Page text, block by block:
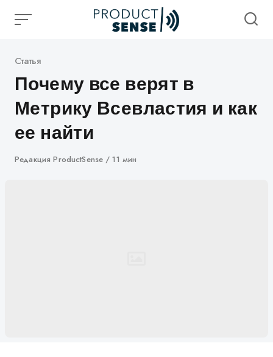
Категория
Статья
Почему все верят в
Метрику Всевластия и как
ее найти
Автор
Редакция ProductSense 11 мин